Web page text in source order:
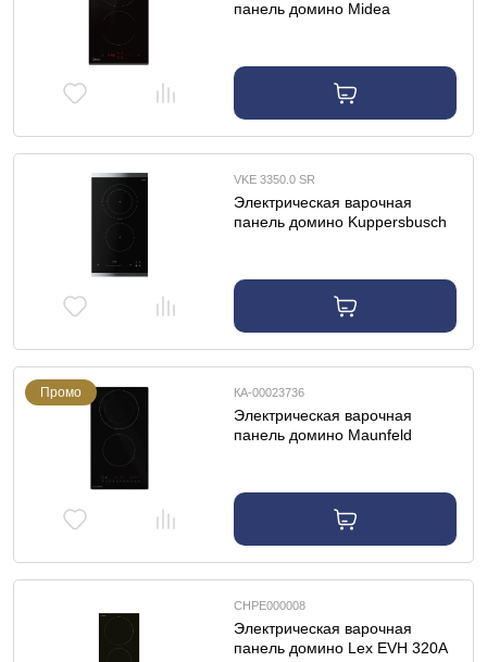
панель домино Midea
VKE 3350.0 SR
Электрическая варочная
панель домино Kuppersbusch
Промо КА-00023736
Электрическая варочная
панель домино Maunfeld
CHPE000008
Электрическая варочная
панель домино Lex EVH 320A